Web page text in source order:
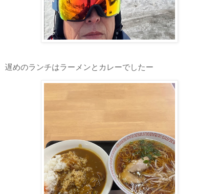
遅めのランチはラーメンとカレーでしたー